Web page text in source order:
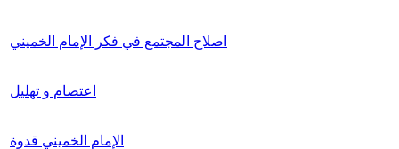
اصلاح المجتمع في فكر الإمام الخميني
اعتصام و تهليل
الإمام الخميني قدوة